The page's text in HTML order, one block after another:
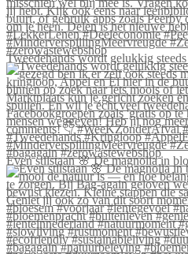
Tweedehands wordt gelukkig
Even stilstaan 🌸 De magnolia in